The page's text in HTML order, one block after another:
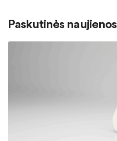
Paskutinės naujienos